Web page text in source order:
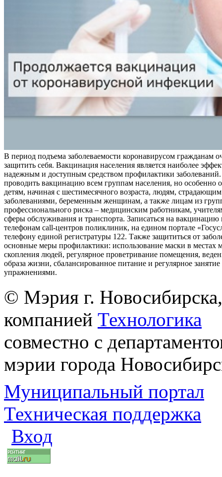
В период подъема заболеваемости коронавирусом гражданам
защитить себя. Вакцинация населения является наиболее
надежным и доступным средством профилактики заболеваний.
проводить вакцинацию всем группам населения, но особенно
детям, начиная с шестимесячного возраста, людям,
заболеваниями, беременным женщинам, а также лицам из
профессионального риска – медицинским работникам,
сферы обслуживания и транспорта. Записаться на
телефонам call-центров поликлиник, на едином портале
телефону единой регистратуры 122. Также защититься от
основные меры профилактики: использование маски в местах
скопления людей, регулярное проветривание помещения,
образа жизни, сбалансированное питание и регулярное
упражнениями.
© Мэрия г.
компанией Технологика
совместно с
мэрии города
Муниципальный портал
Техническая поддержка
Вход